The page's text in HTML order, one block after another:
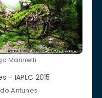
Marinelli
Antunes